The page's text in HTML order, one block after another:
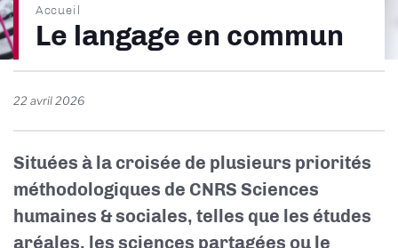
Fil
d'Ariane
Accueil
Le langage en commun
22 avril 2026
Situées à la croisée de plusieurs priorités
méthodologiques de CNRS Sciences
humaines & sociales, telles que les études
aréales, les sciences partagées ou le